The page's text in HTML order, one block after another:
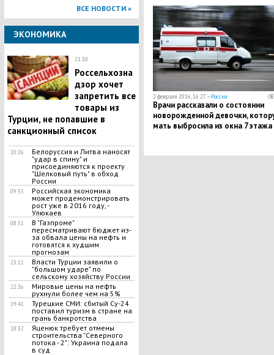
ВСЕ НОВОСТИ »
ЭКОНОМИКА
21:30
Россельхозна
дзор хочет
запретить все
товары из
Турции, не попавшие в
санкционный список
20:26
Белоруссия и Литва наносят
"удар в спину" и
присоединяются к проекту
"Шелковый путь" в обход
России
09:55
Российская экономика
может продемонстрировать
рост уже в 2016 году, -
Улюкаев
08:51
В "Газпроме"
пересматривают бюджет из-
за обвала цены на нефть и
готовятся к худшим
прогнозам
23:11
Власти Турции заявили о
"большом ударе" по
сельскому хозяйству России
22:36
Мировые цены на нефть
рухнули более чем на 5%
19:41
Турецкие СМИ: сбитый Су-24
поставил туризм в стране на
грань банкротства
18:32
Яценюк требует отмены
строительства "Северного
потока - 2": Украина подала
в суд
2 февраля 2016, 16:27 —Россия
Врачи рассказали о состоянии
новорожденной девочки,
мать выбросила из окна 7 этажа